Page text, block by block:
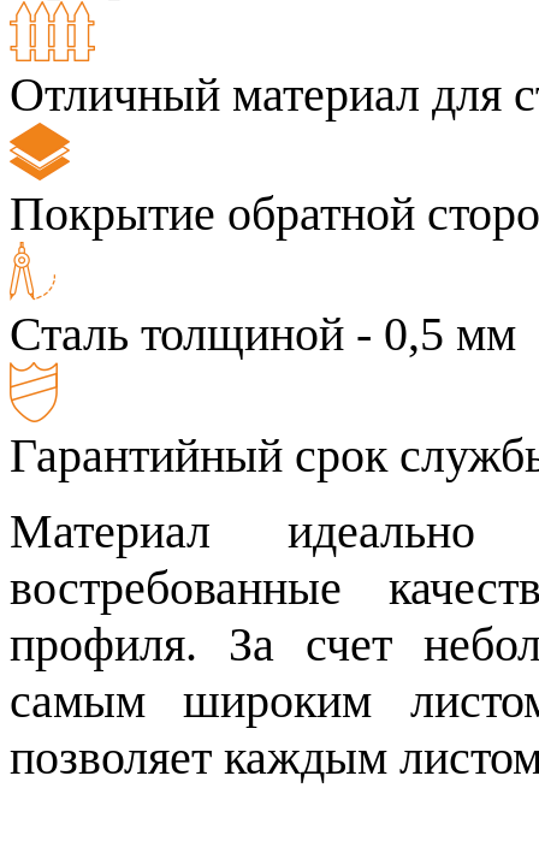
Отличный материал для
Покрытие обратной
Сталь толщиной - 0,5 мм
Гарантийный срок
Материал
востребованные
профиля. За счет
самым широким
позволяет каждым